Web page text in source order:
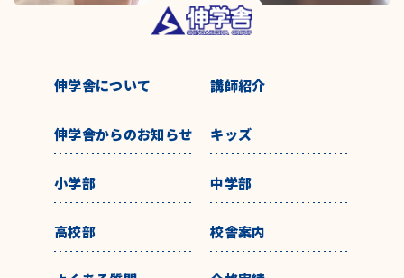
伸学舎について 講師紹介
伸学舎からのお知らせ キッズ
小学部 中学部
高校部 校舎案内